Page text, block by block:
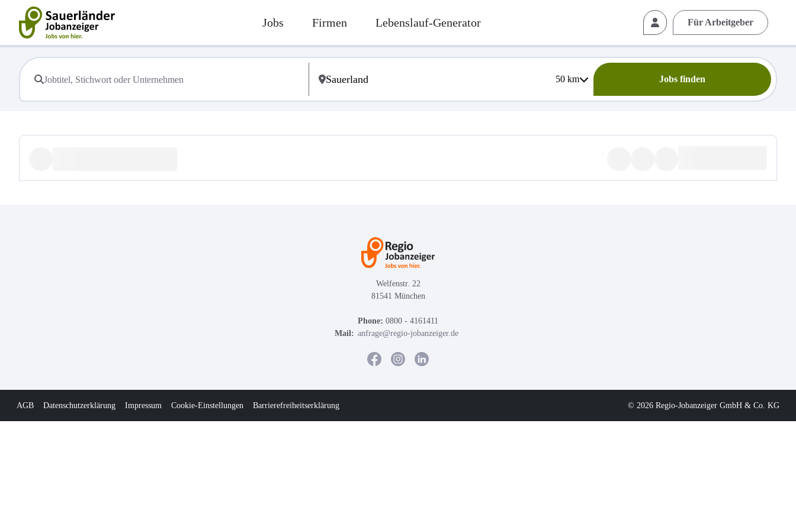
Jobs Firmen Lebenslauf-Generator Für Arbeitgeber
50km Jobs finden
Welfenstr. 22
81541 München
Phone: 0800 - 4161411
Mail: anfrage@regio-jobanzeiger.de
AGB Datenschutzerklärung Impressum Cookie-Einstellungen Barrierefreiheitserklärung © 2026 Regio-Jobanzeiger GmbH & Co. KG